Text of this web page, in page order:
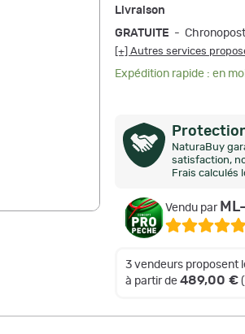
Livraison
GRATUITE -
[+] Autres services
Expédition rapide : en
NaturaBuy
satisfaction,
Frais calculés
Vendu par
3 vendeurs proposent
à partir de 489,00 €